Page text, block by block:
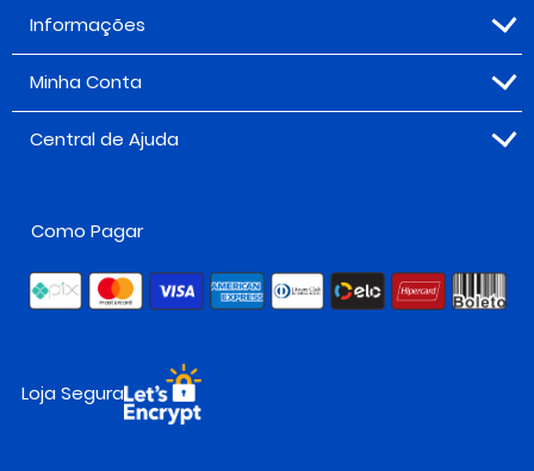
Informações
Minha Conta
Central de Ajuda
Como Pagar
Loja Segura